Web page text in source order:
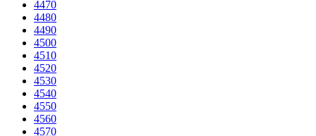
4470
4480
4490
4500
4510
4520
4530
4540
4550
4560
4570